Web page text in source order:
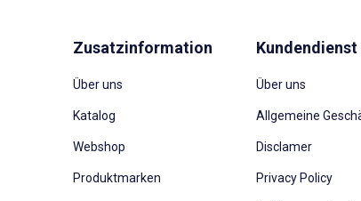
Zusatzinformation
Über uns
Katalog
Webshop
Produktmarken
Kundendienst
Über uns
Allgemeine
Disclamer
Privacy Policy